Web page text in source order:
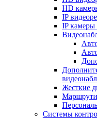
HD
IP
IP камеры
Жесткие
Системы